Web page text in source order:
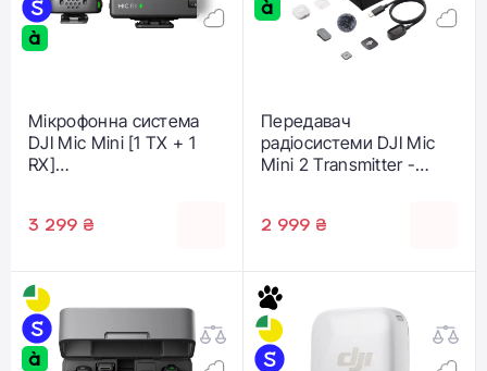
Мікрофонна система
DJI Mic Mini [1 TX + 1
RX]
3 299 ₴
Передавач
радіосистеми DJI Mic
Mini 2 Transmitter -
2 999 ₴